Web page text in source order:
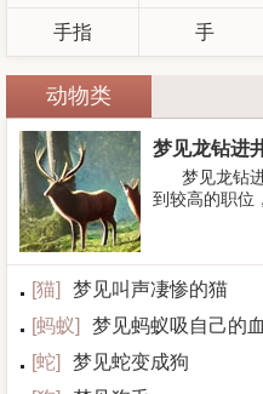
手指 手
动物类
梦见龙钻进
梦见龙钻
到较高的职位
[猫]
梦见叫声凄惨的猫
[蚂蚁]
梦见蚂蚁吸自己的血
[蛇]
梦见蛇变成狗